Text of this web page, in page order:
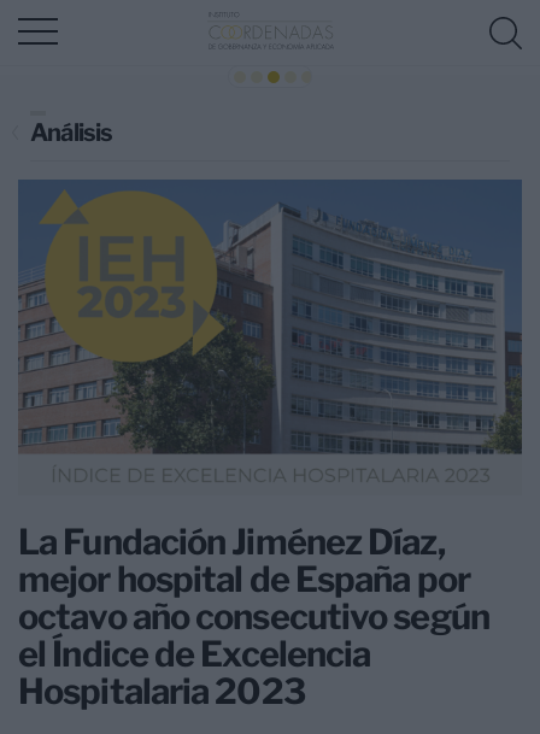
Análisis
La Fundación Jiménez Díaz,
mejor hospital de España por
octavo año consecutivo según
el Índice de Excelencia
Hospitalaria 2023